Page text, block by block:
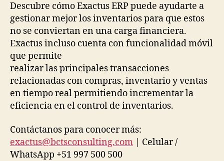
Descubre cómo Exactus ERP puede ayudarte a
gestionar mejor los inventarios para que estos
no se conviertan en una carga financiera.
Exactus incluso cuenta con funcionalidad móvil
que permite
realizar las principales transacciones
relacionadas con compras, inventario y ventas
en tiempo real permitiendo incrementar la
eficiencia en el control de inventarios.
Contáctanos para conocer más:
exactus@bctsconsulting.com | Celular /
WhatsApp +51 997 500 500